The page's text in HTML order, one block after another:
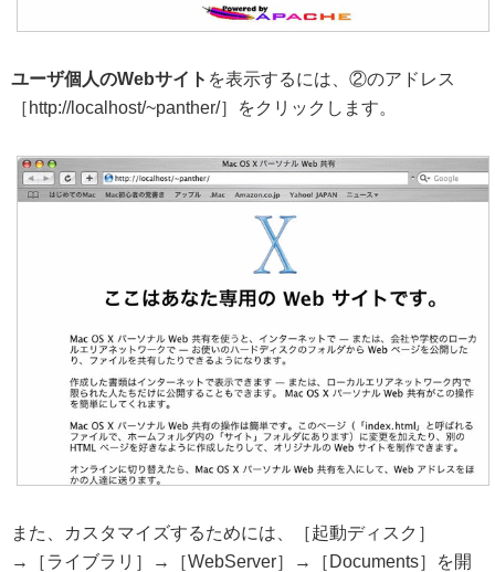
ユーザ個人のWebサイト を表示するには、②のアドレス
［http://localhost/~panther/］をクリックします。
また、カスタマイズするためには、［起動ディスク］
→［ライブラリ］→［WebServer］→［Documents］を開